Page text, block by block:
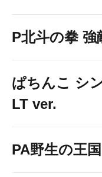
P北斗の拳 強
ぱちんこ シ
LT ver.
PA野生の王